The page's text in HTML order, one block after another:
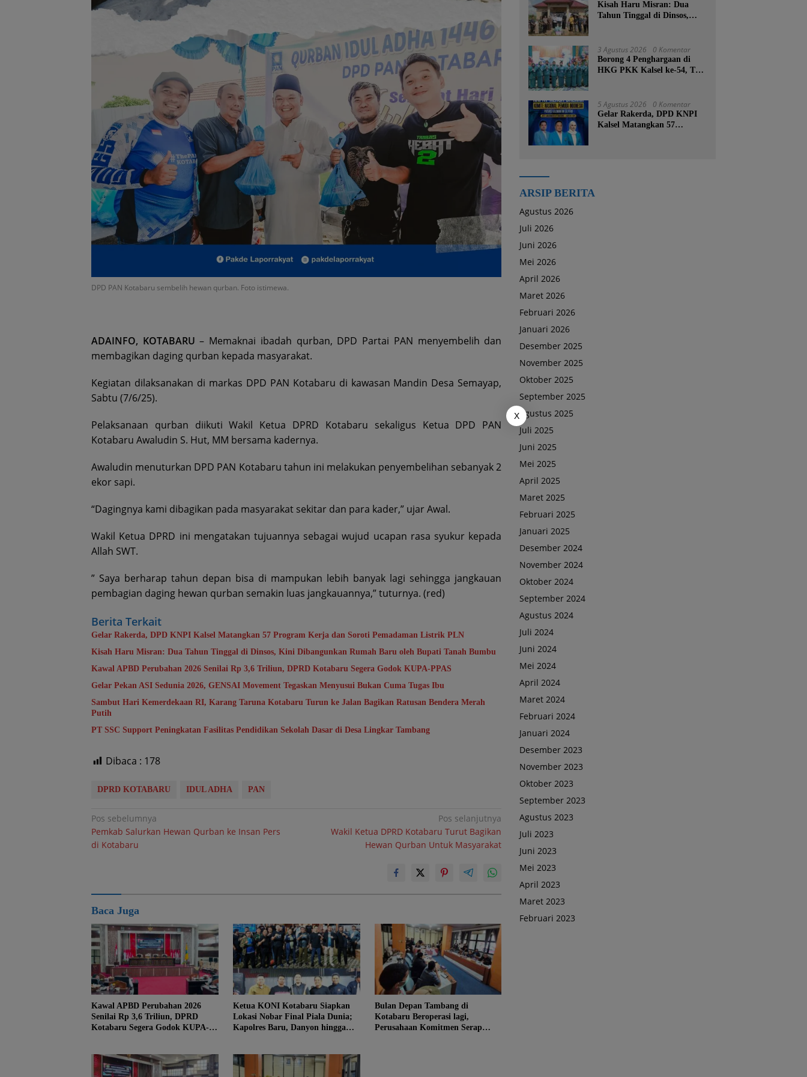
DPD PAN Kotabaru sembelih hewan qurban. Foto istimewa.
ADAINFO, KOTABARU – Memaknai ibadah qurban, DPD Partai PAN menyembelih dan
membagikan daging qurban kepada masyarakat.
Kegiatan dilaksanakan di markas DPD PAN Kotabaru di kawasan Mandin Desa Semayap,
Sabtu (7/6/25).
Pelaksanaan qurban diikuti Wakil Ketua DPRD Kotabaru sekaligus Ketua DPD PAN
Kotabaru Awaludin S. Hut, MM bersama kadernya.
Awaludin menuturkan DPD PAN Kotabaru tahun ini melakukan penyembelihan sebanyak 2
ekor sapi.
“Dagingnya kami dibagikan pada masyarakat sekitar dan para kader,” ujar Awal.
Wakil Ketua DPRD ini mengatakan tujuannya sebagai wujud ucapan rasa syukur kepada
Allah SWT.
” Saya berharap tahun depan bisa di mampukan lebih banyak lagi sehingga jangkauan
pembagian daging hewan qurban semakin luas jangkauannya,” tuturnya. (red)
Berita Terkait
Gelar Rakerda, DPD KNPI Kalsel Matangkan 57 Program Kerja dan Soroti Pemadaman Listrik PLN
Kisah Haru Misran: Dua Tahun Tinggal di Dinsos, Kini Dibangunkan Rumah Baru oleh Bupati Tanah Bumbu
Kawal APBD Perubahan 2026 Senilai Rp 3,6 Triliun, DPRD Kotabaru Segera Godok KUPA-PPAS
Gelar Pekan ASI Sedunia 2026, GENSAI Movement Tegaskan Menyusui Bukan Cuma Tugas Ibu
Sambut Hari Kemerdekaan RI, Karang Taruna Kotabaru Turun ke Jalan Bagikan Ratusan Bendera Merah
Putih
PT SSC Support Peningkatan Fasilitas Pendidikan Sekolah Dasar di Desa Lingkar Tambang
Dibaca : 178
DPRD KOTABARU IDUL ADHA PAN
Navigasi
pos
Pos sebelumnya
Pemkab Salurkan Hewan Qurban ke Insan Pers
di Kotabaru
Pos selanjutnya
Wakil Ketua DPRD Kotabaru Turut Bagikan
Hewan Qurban Untuk Masyarakat
Baca Juga
Kawal APBD Perubahan 2026
Senilai Rp 3,6 Triliun, DPRD
Kotabaru Segera Godok KUPA-
Ketua KONI Kotabaru Siapkan
Lokasi Nobar Final Piala Dunia;
Kapolres Baru, Danyon hingga
Bulan Depan Tambang di
Kotabaru Beroperasi lagi,
Perusahaan Komitmen Serap
Kisah Haru Misran: Dua
Tahun Tinggal di Dinsos,
Bumbu
3 Agustus 2026 0 Komentar
Borong 4 Penghargaan di
HKG PKK Kalsel ke-54, TP
Kesejahteraan Keluarga
5 Agustus 2026 0 Komentar
Gelar Rakerda, DPD KNPI
Kalsel Matangkan 57
ARSIP BERITA
Agustus 2026
Juli 2026
Juni 2026
Mei 2026
April 2026
Maret 2026
Februari 2026
Januari 2026
Desember 2025
November 2025
Oktober 2025
September 2025
Agustus 2025
Juli 2025
Juni 2025
Mei 2025
April 2025
Maret 2025
Februari 2025
Januari 2025
Desember 2024
November 2024
Oktober 2024
September 2024
Agustus 2024
Juli 2024
Juni 2024
Mei 2024
April 2024
Maret 2024
Februari 2024
Januari 2024
Desember 2023
November 2023
Oktober 2023
September 2023
Agustus 2023
Juli 2023
Juni 2023
Mei 2023
April 2023
Maret 2023
Februari 2023
X